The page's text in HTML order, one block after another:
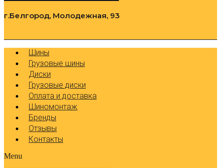
г.Белгород, Молодежная, 93
Шины
Грузовые шины
Диски
Грузовые диски
Оплата и доставка
Шиномонтаж
Бренды
Отзывы
Контакты
Menu